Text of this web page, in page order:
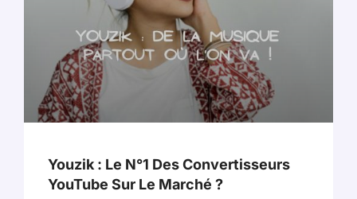
Youzik : Le N°1 Des Convertisseurs
YouTube Sur Le Marché ?